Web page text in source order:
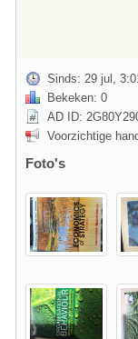
Sinds: 29 jul,
Bekeken: 0
AD ID:
Voorzichtige
Foto's